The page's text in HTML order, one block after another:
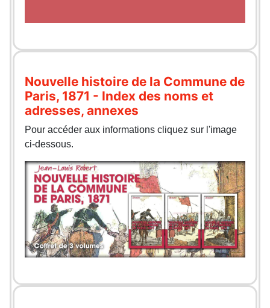
Nouvelle histoire de la Commune de
Paris, 1871 - Index des noms et
adresses, annexes
Pour accéder aux informations cliquez sur l'image
ci-dessous.